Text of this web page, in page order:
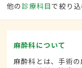
他の 診療科目で絞り込
麻酔科について
麻酔科とは、手術